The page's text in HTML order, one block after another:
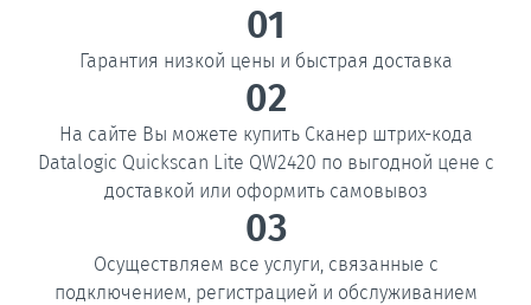
01
Гарантия низкой цены и быстрая доставка
02
На сайте Вы можете купить Сканер штрих-кода
Datalogic Quickscan Lite QW2420 по выгодной цене с
доставкой или оформить самовывоз
03
Осуществляем все услуги, связанные с
подключением, регистрацией и обслуживанием